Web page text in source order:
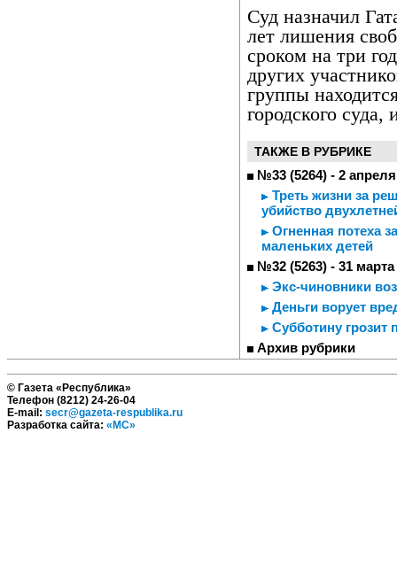
Суд назначил
лет лишения
сроком на три
других
группы
городского суда,
ТАКЖЕ В РУБРИКЕ
№33 (5264) - 2 апреля
Треть жизни за
убийство
Огненная потеха
маленьких детей
№32 (5263) - 31 марта
Экс-чиновники
Деньги ворует
Субботину грозит
Архив рубрики
© Газета «Республика»
Телефон (8212) 24-26-04
E-mail: secr@gazeta-respublika.ru
Разработка сайта: «МС»